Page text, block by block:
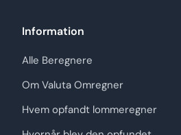
Information
Alle Beregnere
Om Valuta Omregner
Hvem opfandt lommeregner